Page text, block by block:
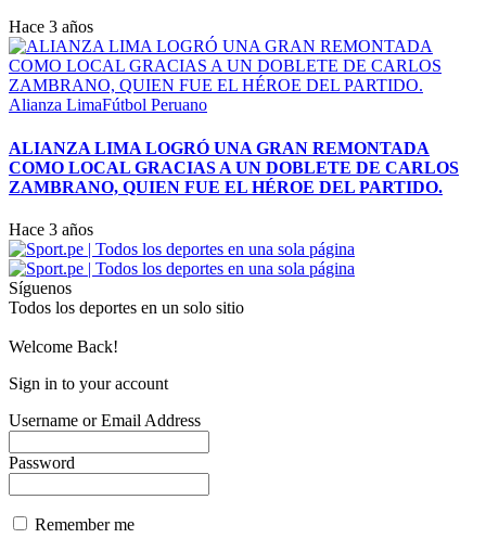
Hace 3 años
Alianza LimaFútbol Peruano
ALIANZA LIMA LOGRÓ UNA GRAN REMONTADA
COMO LOCAL GRACIAS A UN DOBLETE DE CARLOS
ZAMBRANO, QUIEN FUE EL HÉROE DEL PARTIDO.
Hace 3 años
Síguenos
Todos los deportes en un solo sitio
Welcome Back!
Sign in to your account
Username or Email Address
Password
Remember me